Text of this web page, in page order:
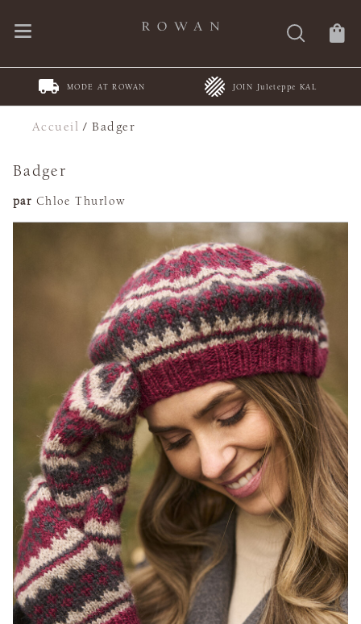
MODE AT ROWAN JOIN Juleteppe KAL
Accueil /Badger
Badger
par Chloe Thurlow